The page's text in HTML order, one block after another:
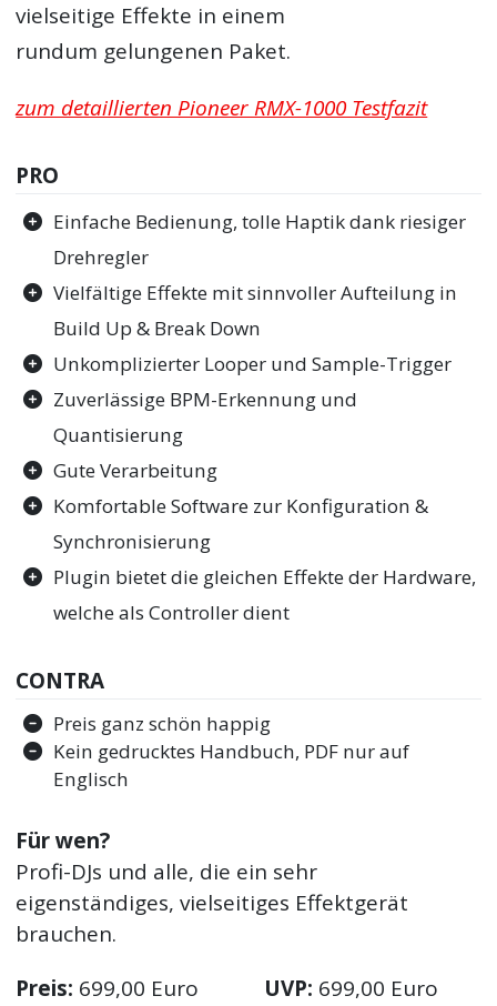
vielseitige Effekte in einem
rundum gelungenen Paket.
zum detaillierten Pioneer RMX-1000 Testfazit
PRO
Einfache Bedienung, tolle Haptik dank riesiger
Drehregler
Vielfältige Effekte mit sinnvoller Aufteilung in
Build Up & Break Down
Unkomplizierter Looper und Sample-Trigger
Zuverlässige BPM-Erkennung und
Quantisierung
Gute Verarbeitung
Komfortable Software zur Konfiguration &
Synchronisierung
Plugin bietet die gleichen Effekte der Hardware,
welche als Controller dient
CONTRA
Preis ganz schön happig
Kein gedrucktes Handbuch, PDF nur auf
Englisch
Für wen?
Profi-DJs und alle, die ein sehr
eigenständiges, vielseitiges Effektgerät
brauchen.
Preis: 699,00 Euro UVP: 699,00 Euro